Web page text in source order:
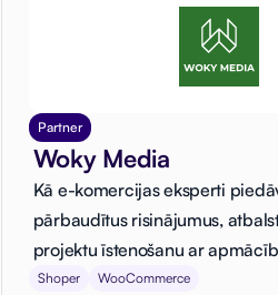
Partner
Woky Media
Kā e-komercijas eksperti
pārbaudītus risinājumus,
projektu īstenošanu ar
Shoper WooCommerce